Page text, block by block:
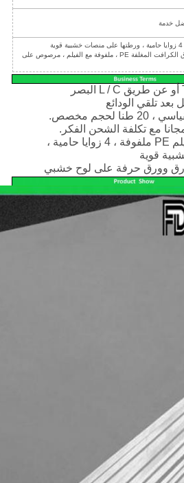
خدمة
في reams: 100 ورقة مع ورق الكرافت المغلفة PE ، ملفوفة مع الفيلم ، مرصوص على
) التعبئة: في ملاءات: فيلم PE ملفوفة ، 4 زوايا حامية ،
قوية
وورق حرفة على لوح خشبي